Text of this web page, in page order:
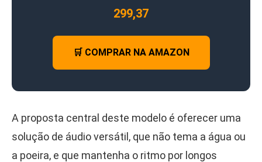
299,37
🛒 COMPRAR NA AMAZON
A proposta central deste modelo é oferecer uma
solução de áudio versátil, que não tema a água ou
a poeira, e que mantenha o ritmo por longos